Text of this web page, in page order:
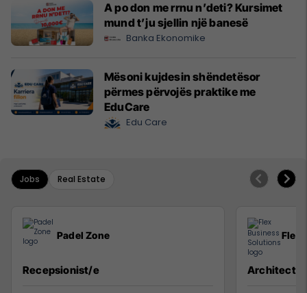
A po don me rrnu n’deti? Kursimet
mund t’ju sjellin një banesë
Banka Ekonomike
Mësoni kujdesin shëndetësor
përmes përvojës praktike me
EduCare
Edu Care
Jobs Real Estate
Padel Zone
Recepsionist/e
Flex
Architect